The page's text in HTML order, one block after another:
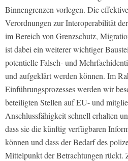
Binnengrenzen vorlegen. Die
Verordnungen zur Interoperabilität
im Bereich von Grenzschutz,
ist dabei ein weiterer wichtiger
potentielle Falsch- und
und aufgeklärt werden können. Im
Einführungsprozesses werden wir
beteiligten Stellen auf EU- und
Anschlussfähigkeit schnell erhalten
dass sie die künftig verfügbaren
können und dass der Bedarf des
Mittelpunkt der Betrachtungen rückt.